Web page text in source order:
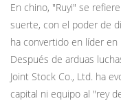
En chino, "Ruyi" se
suerte, con el poder de
ha convertido en líder
Después de arduas
Joint Stock Co., Ltd. ha
capital ni equipo al "rey